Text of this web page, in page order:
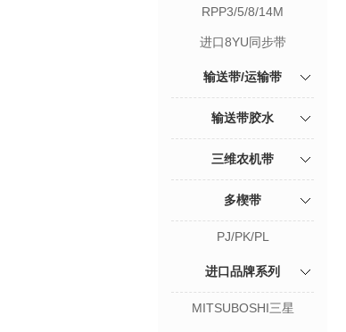
RPP3/5/8/14M
进口8YU同步带
输送带/运输带
输送带胶水
三维农机带
多楔带
PJ/PK/PL
进口品牌系列
MITSUBOSHI三星